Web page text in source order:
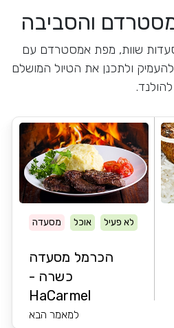
והסביבה
שוות, מפת אמסטרדם עם
ולתכנן את הטיול המושלם
להולנד.
לא פעיל אוכל מסעדה
הכרמל מסעדה
כשרה -
HaCarmel
Kosher...
למאמר הבא